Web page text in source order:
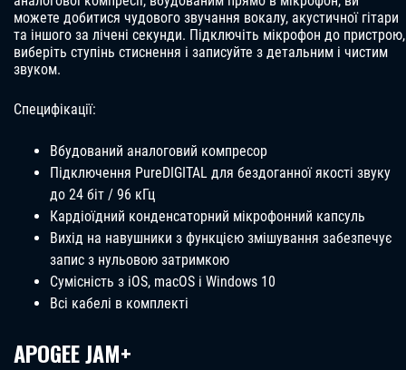
можете добитися чудового звучання вокалу, акустичної гітари
та іншого за лічені секунди. Підключіть мікрофон до пристрою,
виберіть ступінь стиснення і записуйте з детальним і чистим
звуком.
Специфікації:
Вбудований аналоговий компресор
Підключення PureDIGITAL для бездоганної якості звуку
до 24 біт / 96 кГц
Кардіоїдний конденсаторний мікрофонний капсуль
Вихід на навушники з функцією змішування забезпечує
запис з нульовою затримкою
Сумісність з iOS, macOS і Windows 10
Всі кабелі в комплекті
APOGEE JAM+